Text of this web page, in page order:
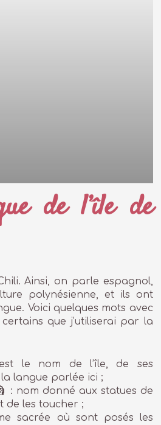
de l’île de
Ainsi, on parle espagnol,
polynésienne, et ils ont
Voici quelques mots avec
que j’utiliserai par la
le nom de l’île, de ses
langue parlée ici ;
: nom donné aux statues de
de les toucher ;
sacrée où sont posés les